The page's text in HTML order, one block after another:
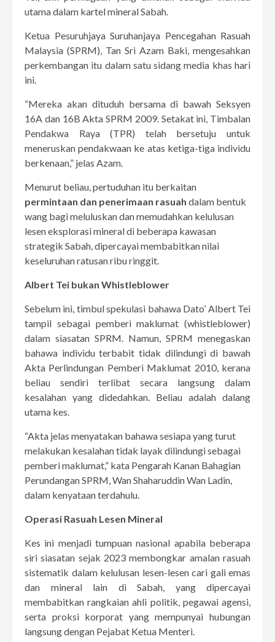
utama dalam kartel mineral Sabah.
Ketua Pesuruhjaya Suruhanjaya Pencegahan Rasuah
Malaysia (SPRM), Tan Sri Azam Baki, mengesahkan
perkembangan itu dalam satu sidang media khas hari
ini.
“Mereka akan dituduh bersama di bawah Seksyen
16A dan 16B Akta SPRM 2009. Setakat ini, Timbalan
Pendakwa Raya (TPR) telah bersetuju untuk
meneruskan pendakwaan ke atas ketiga-tiga individu
berkenaan,” jelas Azam.
Menurut beliau, pertuduhan itu berkaitan
permintaan dan penerimaan rasuah dalam bentuk
wang bagi meluluskan dan memudahkan kelulusan
lesen eksplorasi mineral di beberapa kawasan
strategik Sabah, dipercayai membabitkan nilai
keseluruhan ratusan ribu ringgit.
Albert Tei bukan Whistleblower
Sebelum ini, timbul spekulasi bahawa Dato’ Albert Tei
tampil sebagai pemberi maklumat (whistleblower)
dalam siasatan SPRM. Namun, SPRM menegaskan
bahawa individu terbabit tidak dilindungi di bawah
Akta Perlindungan Pemberi Maklumat 2010, kerana
beliau sendiri terlibat secara langsung dalam
kesalahan yang didedahkan. Beliau adalah dalang
utama kes.
“Akta jelas menyatakan bahawa sesiapa yang turut
melakukan kesalahan tidak layak dilindungi sebagai
pemberi maklumat,” kata Pengarah Kanan Bahagian
Perundangan SPRM, Wan Shaharuddin Wan Ladin,
dalam kenyataan terdahulu.
Operasi Rasuah Lesen Mineral
Kes ini menjadi tumpuan nasional apabila beberapa
siri siasatan sejak 2023 membongkar amalan rasuah
sistematik dalam kelulusan lesen-lesen cari gali emas
dan mineral lain di Sabah, yang dipercayai
membabitkan rangkaian ahli politik, pegawai agensi,
serta proksi korporat yang mempunyai hubungan
langsung dengan Pejabat Ketua Menteri.